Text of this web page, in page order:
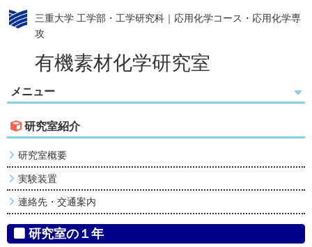
三重大学 工学部・工学研究科｜応用化学コース・応用化学専
攻
有機素材化学研究室
メニュー
研究室紹介
研究室概要
実験装置
連絡先・交通案内
研究室の１年